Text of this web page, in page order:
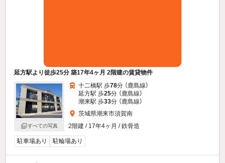
延方駅より徒歩25分 築17年4ヶ月 2階建の賃貸物件
すべての写真
十二橋駅 歩78分 （鹿島線）
延方駅 歩25分 （鹿島線）
潮来駅 歩33分 （鹿島線）
茨城県潮来市須賀南
2階建 / 17年4ヶ月 / 鉄骨造
駐車場あり 駐輪場あり